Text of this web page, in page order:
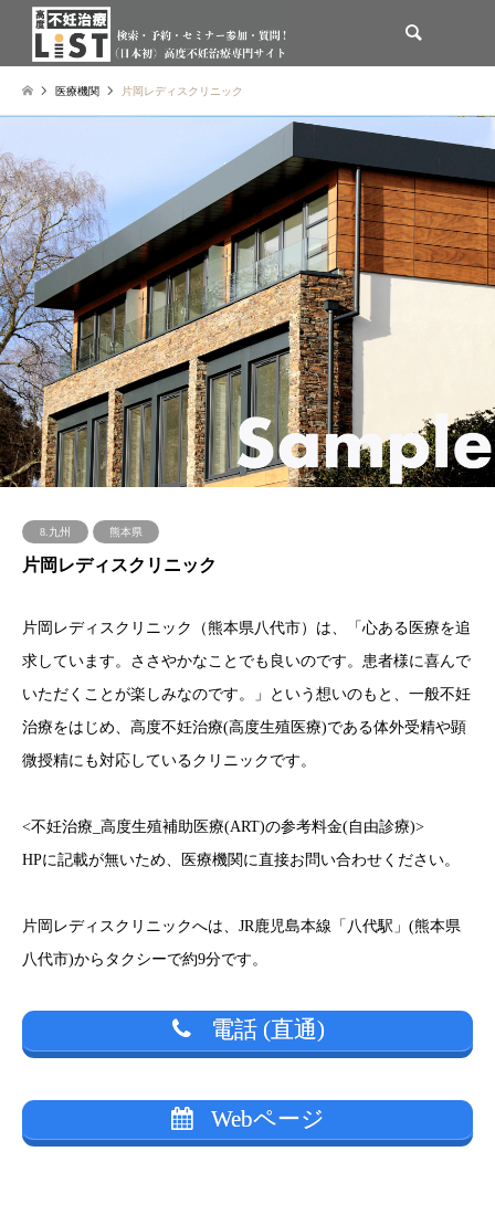
医療機関 片岡レディスクリニック
8.九州 熊本県
片岡レディスクリニック
片岡レディスクリニック（熊本県八代市）は、「心ある医療を追
求しています。ささやかなことでも良いのです。患者様に喜んで
いただくことが楽しみなのです。」という想いのもと、一般不妊
治療をはじめ、高度不妊治療(高度生殖医療)である体外受精や顕
微授精にも対応しているクリニックです。
<不妊治療_高度生殖補助医療(ART)の参考料金(自由診療)>
HPに記載が無いため、医療機関に直接お問い合わせください。
片岡レディスクリニックへは、JR鹿児島本線「八代駅」(熊本県
八代市)からタクシーで約9分です。
電話 (直通)
Webページ